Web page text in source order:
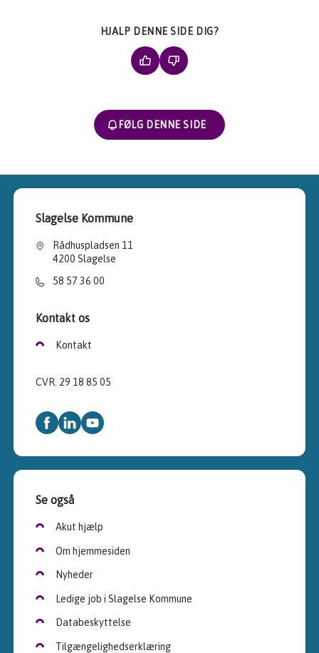
HJALP DENNE SIDE DIG?
FØLG DENNE SIDE
Slagelse Kommune
Rådhuspladsen 11
4200 Slagelse
58 57 36 00
Kontakt os
Kontakt
CVR. 29 18 85 05
Se også
Akut hjælp
Om hjemmesiden
Nyheder
Ledige job i Slagelse Kommune
Databeskyttelse
Tilgængelighedserklæring